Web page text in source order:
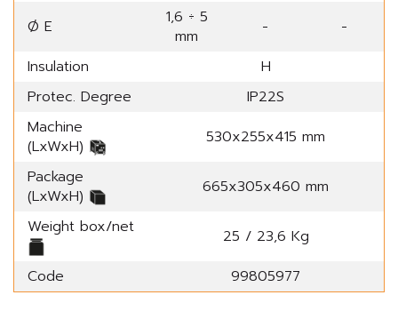
Ø E
1,6 ÷ 5
mm
-
-
Insulation
H
Protec. Degree
IP22S
Machine
(LxWxH)
530x255x415 mm
Package
(LxWxH)
665x305x460 mm
Weight box/net
25 / 23,6 Kg
Code
99805977